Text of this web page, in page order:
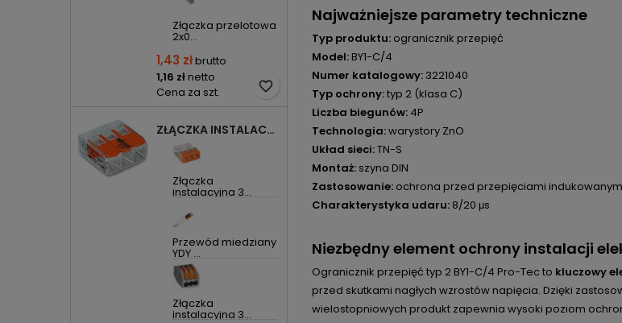
Złączka przelotowa
2x0...
1,43 złbrutto
1,16 złnetto
Cena za szt.
favorite_border
ZŁĄCZKA INSTALACYJNA 3X UNIWERSALNA COMPACT 221-413 WAGO
Złączka
instalacyjna 3...
Przewód miedziany
YDY ...
Złączka
instalacyjna 3...
Najważniejsze parametry techniczne
Typ produktu: ogranicznik przepięć
Model:BY1-C/4
Numer katalogowy: 3221040
Typ ochrony:typ 2 (klasa C)
Liczba biegunów: 4P
Technologia:warystory ZnO
Układ sieci:TN-S
Montaż: szyna DIN
Zastosowanie: ochrona przed przepięciami
Charakterystyka udaru: 8/20 μs
Niezbędny element ochrony instalacji
Ogranicznik przepięć typ 2 BY1-C/4 Pro-Tec to kluczowy
przed skutkami nagłych wzrostów napięcia. Dzięki
wielostopniowych produkt zapewnia wysoki poziom